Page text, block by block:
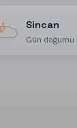
Sincan
Gün doğumu